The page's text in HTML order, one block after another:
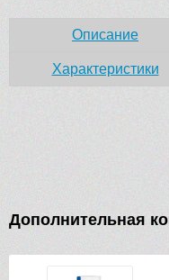
Описание
Характеристики
Дополнительная